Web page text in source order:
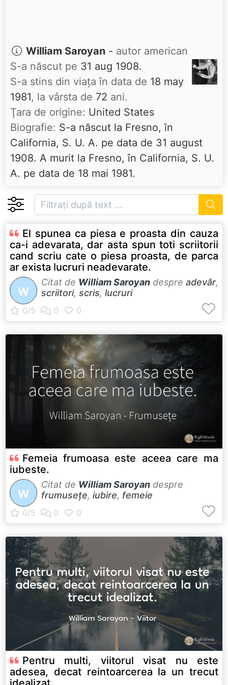
William Saroyan - autor american
S-a născut pe 31 aug 1908.
S-a stins din viaţa în data de 18 may
1981, la vârsta de 72 ani.
Ţara de origine: United States
Biografie: S-a născut la Fresno, în
California, S. U. A. pe data de 31 august
1908. A murit la Fresno, în California, S. U.
A. pe data de 18 mai 1981.
El spunea ca piesa e proasta din cauza
ca-i adevarata, dar asta spun toti scriitorii
cand scriu cate o piesa proasta, de parca
ar exista lucruri neadevarate.
W
Citat de William Saroyan despre adevăr,
scriitori, scris, lucruri
Femeia frumoasa este aceea care ma
iubeste.
W
Citat de William Saroyan despre
frumusețe, iubire, femeie
Pentru multi, viitorul visat nu este
adesea, decat reintoarcerea la un trecut